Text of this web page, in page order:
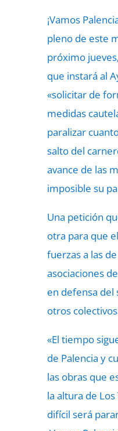
¡Vamos
pleno de este
próximo
que instará al
«solicitar de
medidas
paralizar
salto del
avance de las
imposible su
Una petición
otra para que
fuerzas a las
asociaciones
en defensa
otros
«El tiempo
de Palencia y
las obras que
la altura de Los
difícil será